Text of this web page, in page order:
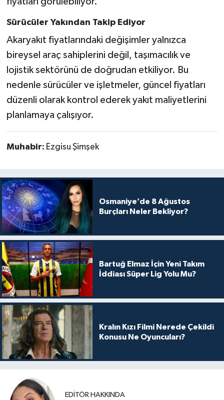
Sürücüler Yakından Takip Ediyor
Akaryakıt fiyatlarındaki değişimler yalnızca
bireysel araç sahiplerini değil, taşımacılık ve
lojistik sektörünü de doğrudan etkiliyor. Bu
nedenle sürücüler ve işletmeler, güncel fiyatları
düzenli olarak kontrol ederek yakıt maliyetlerini
planlamaya çalışıyor.
Muhabir: Ezgisu Şimşek
Osmaniye’de 8 Ağustos
Burçları Neler Bekliyor?
Bartuğ Elmaz İçin Yeni Takım
İddiası Süper Lig Yolu Mu?
Kralın Kızı Filmi Nerede Çekildi
Konusu Ne Oyuncuları?
EDITÖR HAKKINDA